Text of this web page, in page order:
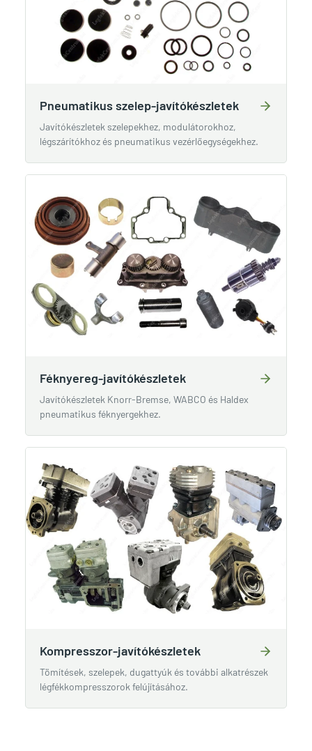
Pneumatikus szelep-javítókészletek
Javítókészletek szelepekhez, modulátorokhoz,
légszárítókhoz és pneumatikus vezérlőegységekhez.
Féknyereg-javítókészletek
Javítókészletek Knorr-Bremse, WABCO és Haldex
pneumatikus féknyergekhez.
Kompresszor-javítókészletek
Tömítések, szelepek, dugattyúk és további alkatrészek
légfékkompresszorok felújításához.